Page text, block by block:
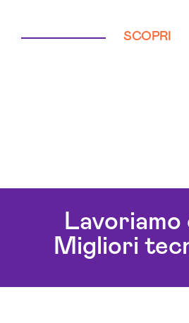
SCOPRI
Lavoriamo
Migliori